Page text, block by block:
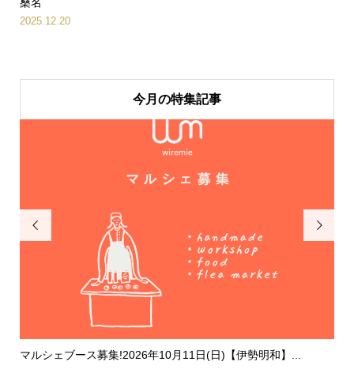
桑名
2025.12.20
今月の特集記事

マルシェブース募集!2026年10月11日(日)【伊勢明和】...
